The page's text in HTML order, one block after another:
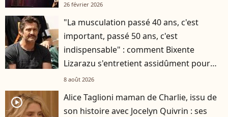
26 février 2026
"La musculation passé 40 ans, c'est
important, passé 50 ans, c'est
indispensable" : comment Bixente
Lizarazu s'entretient assidûment pour
rester musclé à 56 ans ?
8 août 2026
player2
Alice Taglioni maman de Charlie, issu de
son histoire avec Jocelyn Quivrin : ses